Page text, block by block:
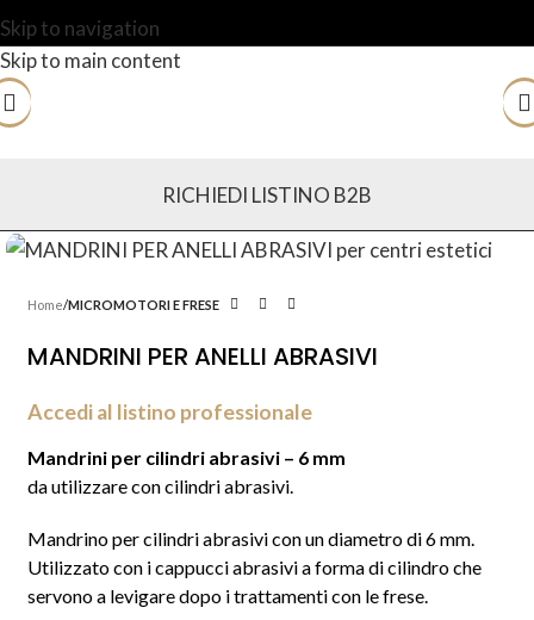
Skip to navigation
Skip to main content
RICHIEDI LISTINO B2B
Home MICROMOTORI E FRESE
MANDRINI PER ANELLI ABRASIVI
Accedi al listino professionale
Mandrini per cilindri abrasivi – 6 mm
da utilizzare con cilindri abrasivi.
Mandrino per cilindri abrasivi con un diametro di 6 mm.
Utilizzato con i cappucci abrasivi a forma di cilindro che
servono a levigare dopo i trattamenti con le frese.